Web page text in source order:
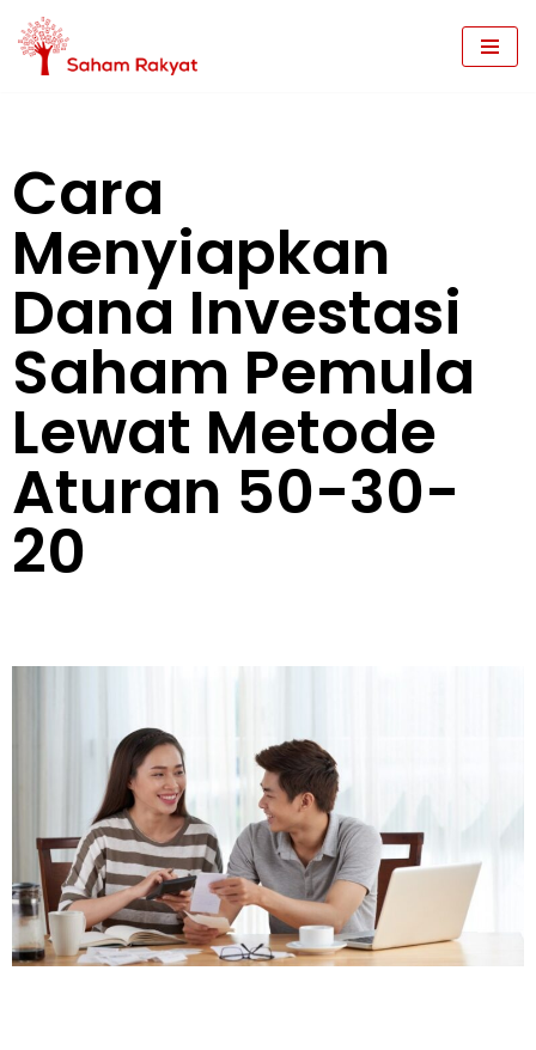
Skip
Cara
Menyiapkan
Dana Investasi
Saham Pemula
Lewat Metode
Aturan 50-30-
20